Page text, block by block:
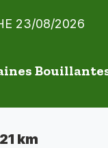
23/08/2026
km